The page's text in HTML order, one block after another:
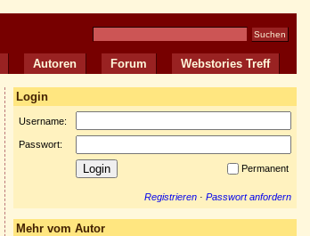
Autoren Forum Webstories Treff
Login
Username:
Passwort:
Permanent
Registrieren · Passwort anfordern
Mehr vom Autor